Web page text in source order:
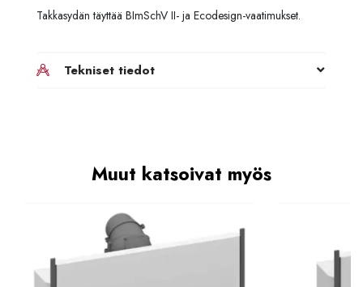
Takkasydän täyttää BImSchV II- ja Ecodesign-vaatimukset.
Tekniset tiedot
Muut katsoivat myös